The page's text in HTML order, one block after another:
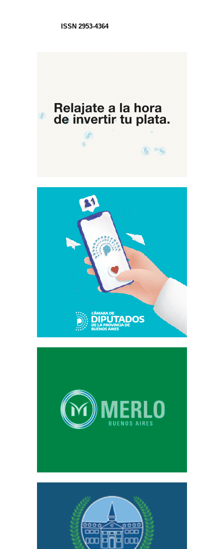
ISSN 2953-4364